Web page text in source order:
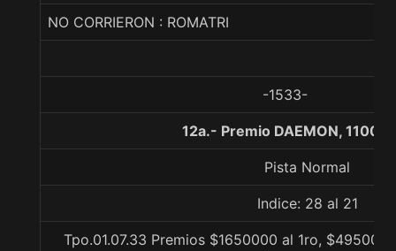
NO CORRIERON : ROMATRI
-1533-
12a.- Premio DAEMON, 1100
Pista Normal
Indice: 28 al 21
Tpo.01.07.33 Premios $1650000 al 1ro,